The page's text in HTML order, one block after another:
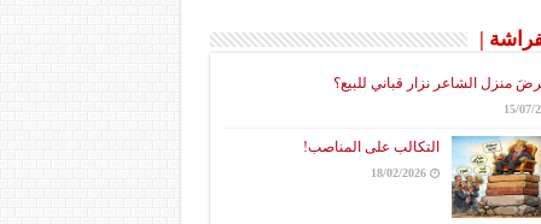
|
منزل الشاعر نزار قباني للبيع؟
15/07/
التكالب على المناصب!
18/02/2026